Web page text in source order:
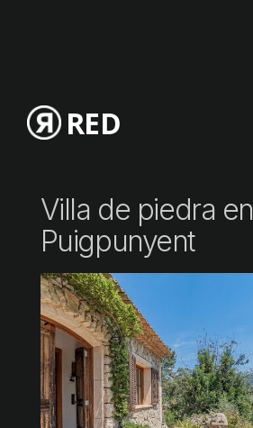
RED
Villa de piedra en
Puigpunyent